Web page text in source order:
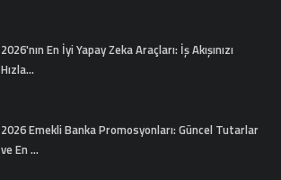
2026'nın En İyi Yapay Zeka Araçları: İş Akışınızı
Hızla...
2026 Emekli Banka Promosyonları: Güncel Tutarlar
ve En ...